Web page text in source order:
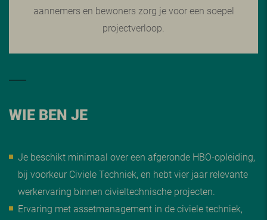
aannemers en bewoners zorg je voor een soepel
projectverloop.
WIE BEN JE
Je beschikt minimaal over een afgeronde HBO-opleiding,
bij voorkeur Civiele Techniek, en hebt vier jaar relevante
werkervaring binnen civieltechnische projecten.
Ervaring met assetmanagement in de civiele techniek,